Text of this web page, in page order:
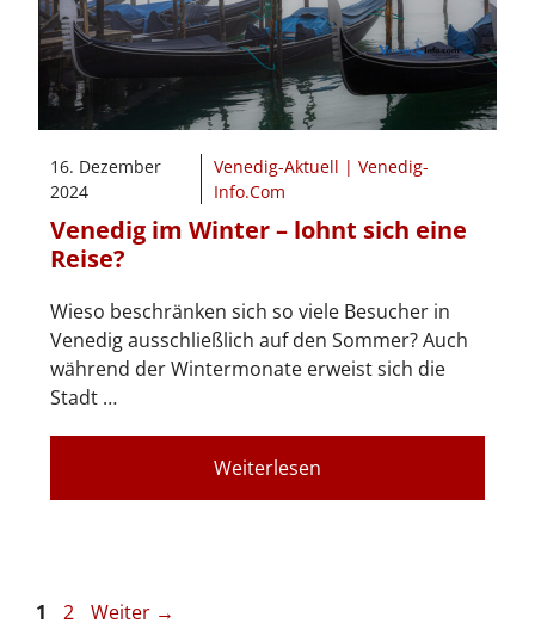
16. Dezember
2024
Venedig-Aktuell | Venedig-
Info.Com
Venedig im Winter – lohnt sich eine
Reise?
Wieso beschränken sich so viele Besucher in
Venedig ausschließlich auf den Sommer? Auch
während der Wintermonate erweist sich die
Stadt …
Weiterlesen
Seite
1 Seite
2 Weiter →